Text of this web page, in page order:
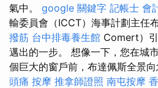
氣中。 google 關鍵字 記帳士 會
輸委員會（ICCT）海事計劃主任
撥筋 台中排毒養生館 Comert）
邁出的一步。 想像一下，您在城
個巨大的窗戶前，布達佩斯全景向
頭痛 按摩 推拿師證照 南屯按摩